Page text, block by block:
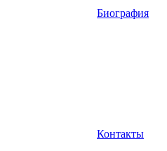
Биография
Контакты